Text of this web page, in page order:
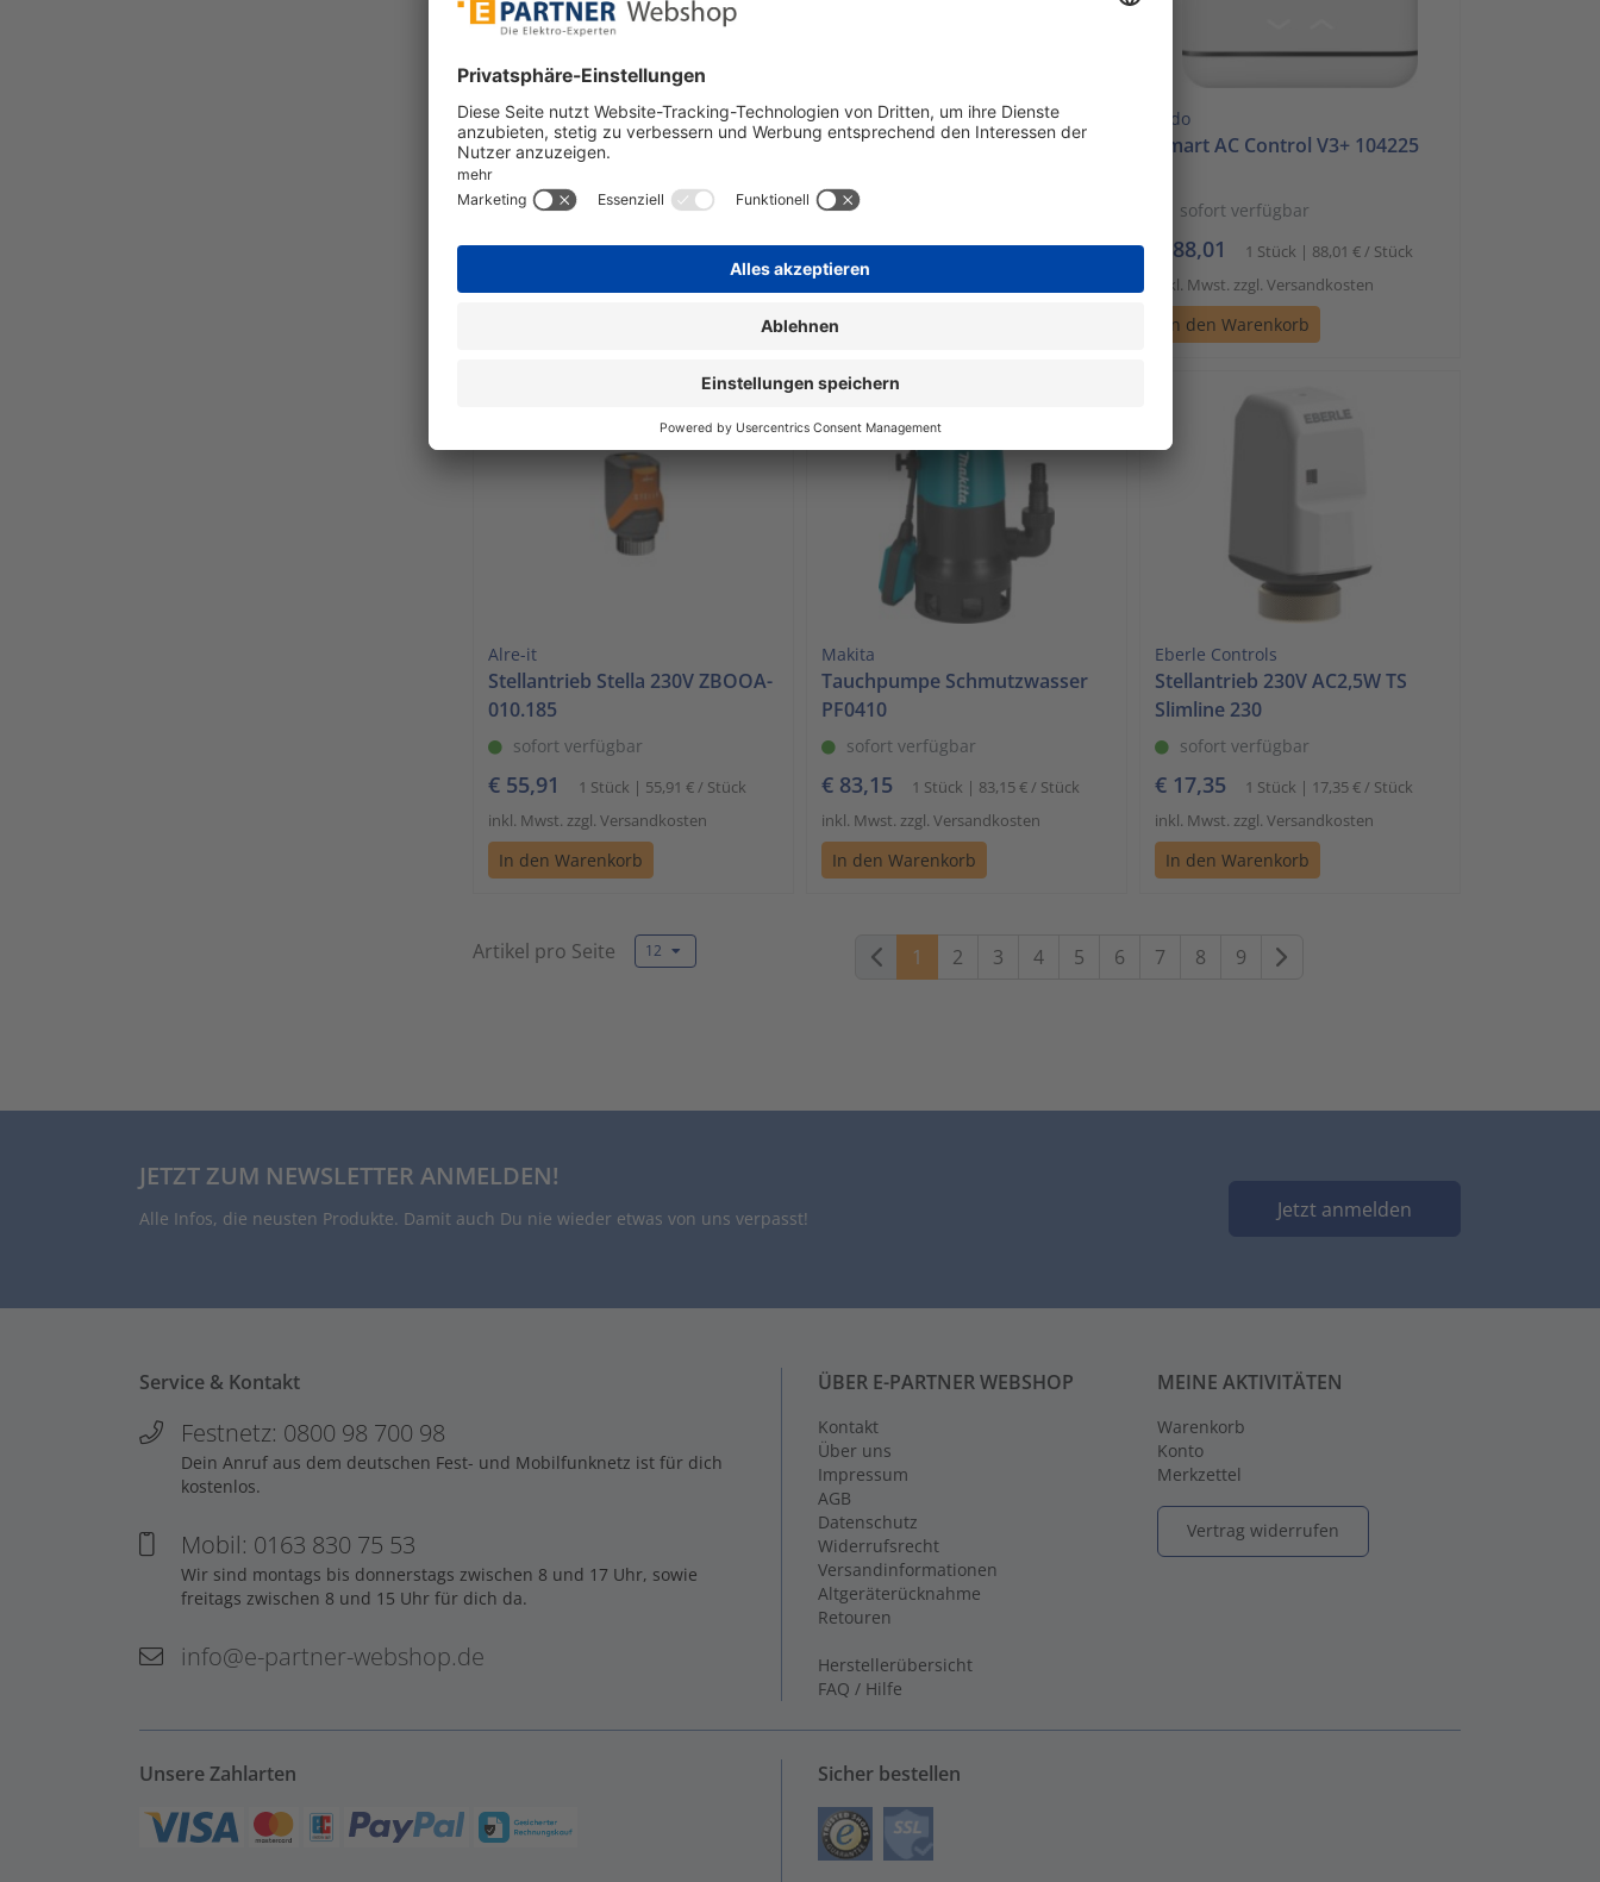
Kraemer & Kraus
Ersatzthermostat für RRH TR
ET340
sofort verfügbar
€ 67,44
1 Stück | 67,44 € / Stück
eQ-3 Heizkörperthermostat
HmIP Evo HmIP-eTRV-E
sofort verfügbar
€ 76,92
1 Stück | 76,92 € / Stück
In den Warenkorb
tado
Smart AC Control V3+ 104225
sofort verfügbar
€ 88,01
1 Stück | 88,01 € / Stück
inkl. Mwst. zzgl. Versandkosten
In den Warenkorb
Alre-it
Stellantrieb Stella 230V ZBOOA-
010.185
sofort verfügbar
€ 55,91
1 Stück | 55,91 € / Stück
inkl. Mwst. zzgl. Versandkosten
In den Warenkorb
Makita
Tauchpumpe Schmutzwasser
PF0410
sofort verfügbar
€ 83,15
1 Stück | 83,15 € / Stück
inkl. Mwst. zzgl. Versandkosten
In den Warenkorb
Eberle Controls
Stellantrieb 230V AC2,5W TS
Slimline 230
sofort verfügbar
€ 17,35
1 Stück | 17,35 € / Stück
inkl. Mwst. zzgl. Versandkosten
In den Warenkorb
Artikel pro Seite 12 1 2 3 4 5 6 7 8 9 Weiter
JETZT ZUM NEWSLETTER ANMELDEN!
Alle Infos, die neusten Produkte. Damit auch Du nie wieder etwas von uns verpasst! Jetzt anmelden
Service & Kontakt
Festnetz: 0800 98 700 98
Dein Anruf aus dem deutschen Fest- und Mobilfunknetz ist für dich
kostenlos.
Mobil: 0163 830 75 53
Wir sind montags bis donnerstags zwischen 8 und 17 Uhr, sowie
freitags zwischen 8 und 15 Uhr für dich da.
info@e-partner-webshop.de
ÜBER E-PARTNER WEBSHOP
Kontakt
Über uns
Impressum
AGB
Datenschutz
Widerrufsrecht
Versandinformationen
Altgeräterücknahme
Retouren
Herstellerübersicht
FAQ / Hilfe
MEINE AKTIVITÄTEN
Warenkorb
Konto
Merkzettel
Vertrag widerrufen
Unsere Zahlarten Sicher bestellen